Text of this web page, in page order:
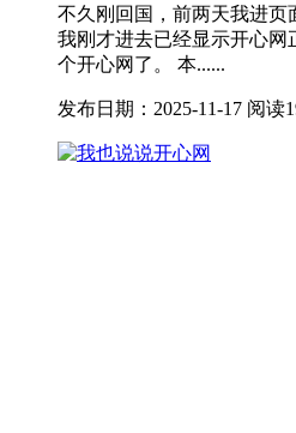
不久刚回国，前两天我进页
我刚才进去已经显示开心
个开心网了。 本......
发布日期：2025-11-17 阅读